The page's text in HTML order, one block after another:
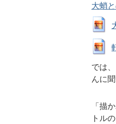
大蛸
では
んに
「描
トル